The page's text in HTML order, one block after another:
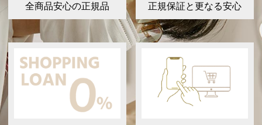
全商品安心の正規品 正規保証と更なる安心